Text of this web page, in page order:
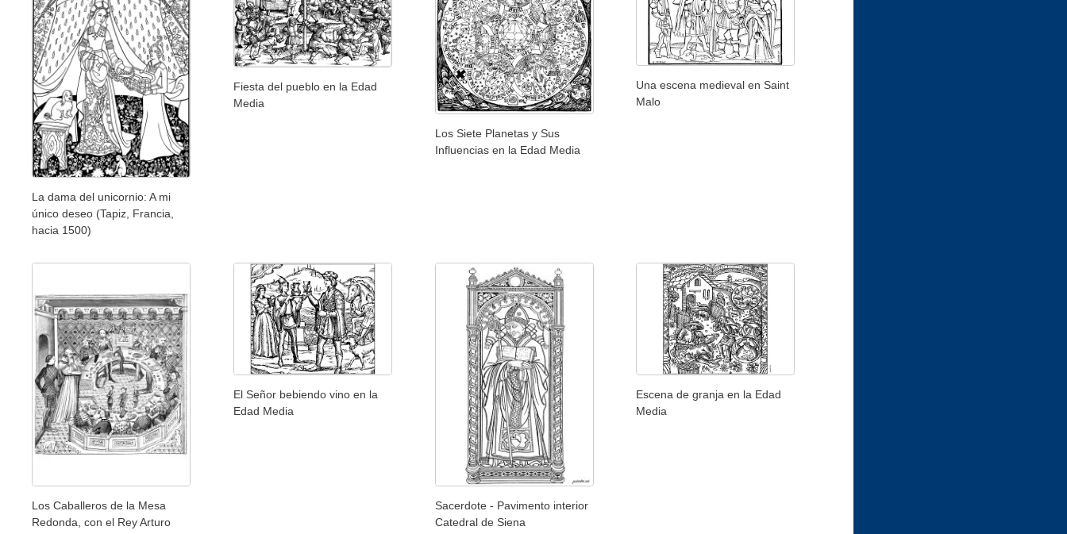
La dama del unicornio: A mi
único deseo (Tapiz, Francia,
hacia 1500)
Fiesta del pueblo en la Edad
Media
Los Siete Planetas y Sus
Influencias en la Edad Media
Una escena medieval en Saint
Malo
Los Caballeros de la Mesa
Redonda, con el Rey Arturo
El Señor bebiendo vino en la
Edad Media
Sacerdote - Pavimento interior
Catedral de Siena
Escena de granja en la Edad
Media